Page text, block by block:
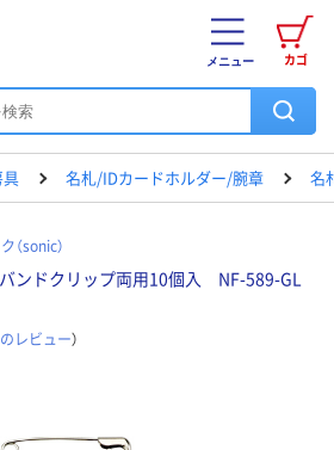
カゴ
メニュー
名札/IDカードホルダー/腕章 名
（sonic）
ンドクリップ両用10個入 NF-589-GL
レビュー）